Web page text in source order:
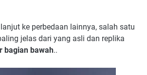
ke perbedaan lainnya, salah satu
jelas dari yang asli dan replika
bagian bawah..